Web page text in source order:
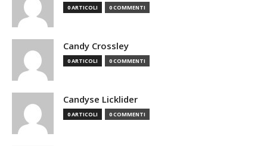
0 ARTICOLI 0 COMMENTI
Candy Crossley
0 ARTICOLI 0 COMMENTI
Candyse Licklider
0 ARTICOLI 0 COMMENTI